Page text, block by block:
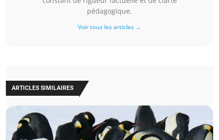
pédagogique.
Voir tous les articles →
ARTICLES SIMILAIRES